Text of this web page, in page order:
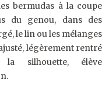
bermudas à la coupe
du genou, dans des
le lin ou les mélanges
légèrement rentré
silhouette, élève